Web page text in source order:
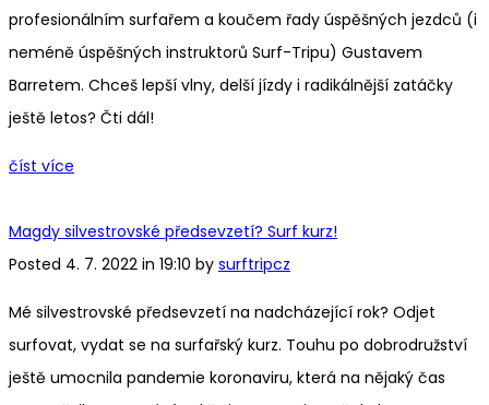
profesionálním surfařem a koučem řady úspěšných jezdců (i
neméně úspěšných instruktorů Surf-Tripu) Gustavem
Barretem. Chceš lepší vlny, delší jízdy i radikálnější zatáčky
ještě letos? Čti dál!
číst více
Magdy silvestrovské předsevzetí? Surf kurz!
Posted 4. 7. 2022 in 19:10 by surftripcz
Mé silvestrovské předsevzetí na nadcházející rok? Odjet
surfovat, vydat se na surfařský kurz. Touhu po dobrodružství
ještě umocnila pandemie koronaviru, která na nějaký čas